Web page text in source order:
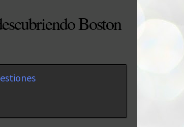
Boston